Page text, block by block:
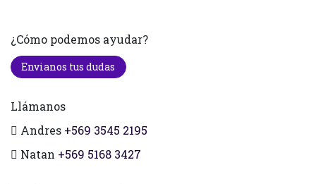
¿Cómo podemos ayudar?
Envianos tus dudas
Llámanos
Andres +569 3545 2195
Natan +569 5168 3427